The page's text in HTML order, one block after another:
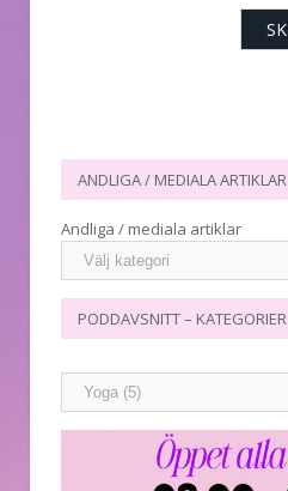
ANDLIGA / MEDIALA ARTIKLAR
Andliga / mediala artiklar
PODDAVSNITT – KATEGORIER